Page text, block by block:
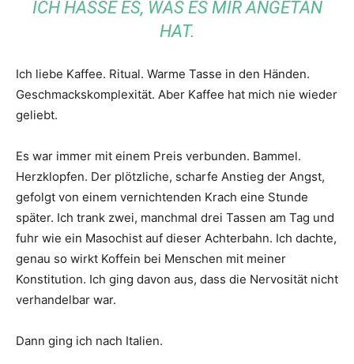
ICH HASSE ES, WAS ES MIR ANGETAN
HAT.
Ich liebe Kaffee. Ritual. Warme Tasse in den Händen.
Geschmackskomplexität. Aber Kaffee hat mich nie wieder
geliebt.
Es war immer mit einem Preis verbunden. Bammel.
Herzklopfen. Der plötzliche, scharfe Anstieg der Angst,
gefolgt von einem vernichtenden Krach eine Stunde
später. Ich trank zwei, manchmal drei Tassen am Tag und
fuhr wie ein Masochist auf dieser Achterbahn. Ich dachte,
genau so wirkt Koffein bei Menschen mit meiner
Konstitution. Ich ging davon aus, dass die Nervosität nicht
verhandelbar war.
Dann ging ich nach Italien.